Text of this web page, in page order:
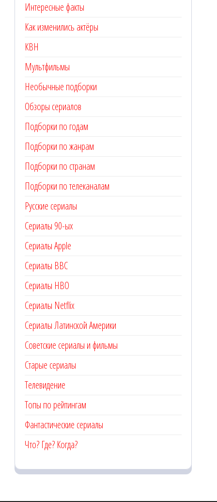
Интересные факты
Как изменились актёры
КВН
Мультфильмы
Необычные подборки
Обзоры сериалов
Подборки по годам
Подборки по жанрам
Подборки по странам
Подборки по телеканалам
Русские сериалы
Сериалы 90-ых
Сериалы Apple
Сериалы BBC
Сериалы HBO
Сериалы Netflix
Сериалы Латинской Америки
Советские сериалы и фильмы
Старые сериалы
Телевидение
Топы по рейтингам
Фантастические сериалы
Что? Где? Когда?